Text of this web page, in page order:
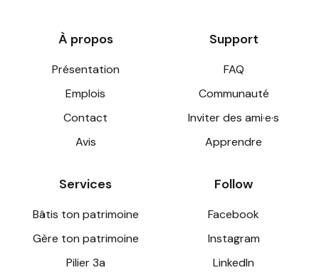
À propos
Présentation
Emplois
Contact
Avis
Support
FAQ
Communauté
Inviter des ami·e·s
Apprendre
Services
Bâtis ton patrimoine
Gère ton patrimoine
Pilier 3a
Follow
Facebook
Instagram
LinkedIn